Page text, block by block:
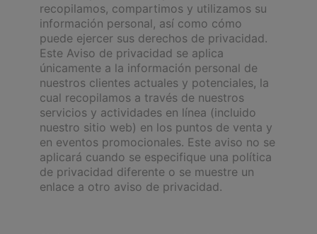
recopilamos, compartimos y utilizamos su
información personal, así como cómo
puede ejercer sus derechos de privacidad.
Este Aviso de privacidad se aplica
únicamente a la información personal de
nuestros clientes actuales y potenciales, la
cual recopilamos a través de nuestros
servicios y actividades en línea (incluido
nuestro sitio web) en los puntos de venta y
en eventos promocionales. Este aviso no se
aplicará cuando se especifique una política
de privacidad diferente o se muestre un
enlace a otro aviso de privacidad.